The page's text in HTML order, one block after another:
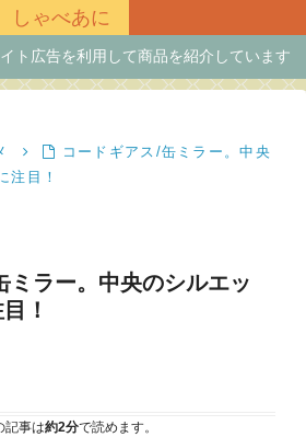
しゃべあに
ト広告を利用して商品を紹介しています
コードギアス/缶ミラー。中央
注目！
ミラー。中央のシルエッ
！
記事は約2分で読めます。